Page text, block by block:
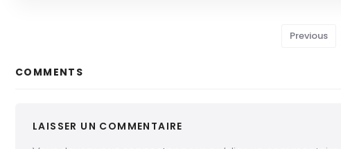
Previous
COMMENTS
LAISSER UN COMMENTAIRE